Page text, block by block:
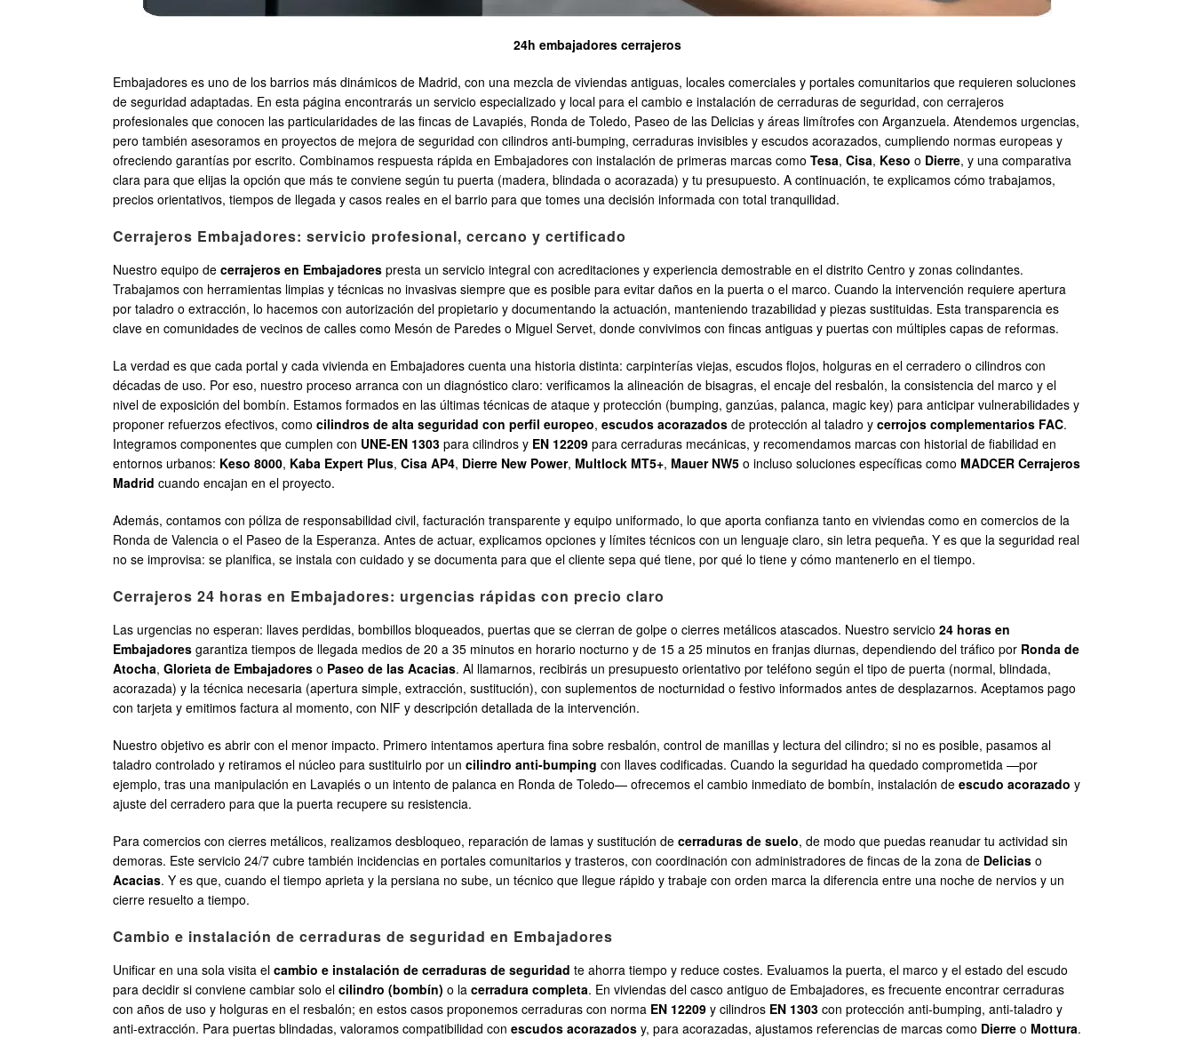
24h embajadores cerrajeros
Embajadores es uno de los barrios más dinámicos de Madrid, con una mezcla de viviendas antiguas, locales comerciales y portales comunitarios que requieren soluciones
de seguridad adaptadas. En esta página encontrarás un servicio especializado y local para el cambio e instalación de cerraduras de seguridad, con cerrajeros
profesionales que conocen las particularidades de las fincas de Lavapiés, Ronda de Toledo, Paseo de las Delicias y áreas limítrofes con Arganzuela. Atendemos urgencias,
pero también asesoramos en proyectos de mejora de seguridad con cilindros anti-bumping, cerraduras invisibles y escudos acorazados, cumpliendo normas europeas y
ofreciendo garantías por escrito. Combinamos respuesta rápida en Embajadores con instalación de primeras marcas como Tesa, Cisa, Keso o Dierre, y una comparativa
clara para que elijas la opción que más te conviene según tu puerta (madera, blindada o acorazada) y tu presupuesto. A continuación, te explicamos cómo trabajamos,
precios orientativos, tiempos de llegada y casos reales en el barrio para que tomes una decisión informada con total tranquilidad.
Cerrajeros Embajadores: servicio profesional, cercano y certificado
Nuestro equipo de cerrajeros en Embajadores presta un servicio integral con acreditaciones y experiencia demostrable en el distrito Centro y zonas colindantes.
Trabajamos con herramientas limpias y técnicas no invasivas siempre que es posible para evitar daños en la puerta o el marco. Cuando la intervención requiere apertura
por taladro o extracción, lo hacemos con autorización del propietario y documentando la actuación, manteniendo trazabilidad y piezas sustituidas. Esta transparencia es
clave en comunidades de vecinos de calles como Mesón de Paredes o Miguel Servet, donde convivimos con fincas antiguas y puertas con múltiples capas de reformas.
La verdad es que cada portal y cada vivienda en Embajadores cuenta una historia distinta: carpinterías viejas, escudos flojos, holguras en el cerradero o cilindros con
décadas de uso. Por eso, nuestro proceso arranca con un diagnóstico claro: verificamos la alineación de bisagras, el encaje del resbalón, la consistencia del marco y el
nivel de exposición del bombín. Estamos formados en las últimas técnicas de ataque y protección (bumping, ganzúas, palanca, magic key) para anticipar vulnerabilidades y
proponer refuerzos efectivos, como cilindros de alta seguridad con perfil europeo, escudos acorazados de protección al taladro y cerrojos complementarios FAC.
Integramos componentes que cumplen con UNE-EN 1303 para cilindros y EN 12209 para cerraduras mecánicas, y recomendamos marcas con historial de fiabilidad en
entornos urbanos: Keso 8000, Kaba Expert Plus, Cisa AP4, Dierre New Power, Multlock MT5+, Mauer NW5 o incluso soluciones específicas como MADCER Cerrajeros
Madrid cuando encajan en el proyecto.
Además, contamos con póliza de responsabilidad civil, facturación transparente y equipo uniformado, lo que aporta confianza tanto en viviendas como en comercios de la
Ronda de Valencia o el Paseo de la Esperanza. Antes de actuar, explicamos opciones y límites técnicos con un lenguaje claro, sin letra pequeña. Y es que la seguridad real
no se improvisa: se planifica, se instala con cuidado y se documenta para que el cliente sepa qué tiene, por qué lo tiene y cómo mantenerlo en el tiempo.
Cerrajeros 24 horas en Embajadores: urgencias rápidas con precio claro
Las urgencias no esperan: llaves perdidas, bombillos bloqueados, puertas que se cierran de golpe o cierres metálicos atascados. Nuestro servicio 24 horas en
Embajadores garantiza tiempos de llegada medios de 20 a 35 minutos en horario nocturno y de 15 a 25 minutos en franjas diurnas, dependiendo del tráfico por Ronda de
Atocha, Glorieta de Embajadores o Paseo de las Acacias. Al llamarnos, recibirás un presupuesto orientativo por teléfono según el tipo de puerta (normal, blindada,
acorazada) y la técnica necesaria (apertura simple, extracción, sustitución), con suplementos de nocturnidad o festivo informados antes de desplazarnos. Aceptamos pago
con tarjeta y emitimos factura al momento, con NIF y descripción detallada de la intervención.
Nuestro objetivo es abrir con el menor impacto. Primero intentamos apertura fina sobre resbalón, control de manillas y lectura del cilindro; si no es posible, pasamos al
taladro controlado y retiramos el núcleo para sustituirlo por un cilindro anti-bumping con llaves codificadas. Cuando la seguridad ha quedado comprometida —por
ejemplo, tras una manipulación en Lavapiés o un intento de palanca en Ronda de Toledo— ofrecemos el cambio inmediato de bombín, instalación de escudo acorazado y
ajuste del cerradero para que la puerta recupere su resistencia.
Para comercios con cierres metálicos, realizamos desbloqueo, reparación de lamas y sustitución de cerraduras de suelo, de modo que puedas reanudar tu actividad sin
demoras. Este servicio 24/7 cubre también incidencias en portales comunitarios y trasteros, con coordinación con administradores de fincas de la zona de Delicias o
Acacias. Y es que, cuando el tiempo aprieta y la persiana no sube, un técnico que llegue rápido y trabaje con orden marca la diferencia entre una noche de nervios y un
cierre resuelto a tiempo.
Cambio e instalación de cerraduras de seguridad en Embajadores
Unificar en una sola visita el cambio e instalación de cerraduras de seguridad te ahorra tiempo y reduce costes. Evaluamos la puerta, el marco y el estado del escudo
para decidir si conviene cambiar solo el cilindro (bombín) o la cerradura completa. En viviendas del casco antiguo de Embajadores, es frecuente encontrar cerraduras
con años de uso y holguras en el resbalón; en estos casos proponemos cerraduras con norma EN 12209 y cilindros EN 1303 con protección anti-bumping, anti-taladro y
anti-extracción. Para puertas blindadas, valoramos compatibilidad con escudos acorazados y, para acorazadas, ajustamos referencias de marcas como Dierre o Mottura.